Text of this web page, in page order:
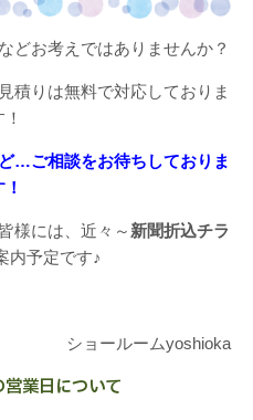
どお考えではありませんか？
積りは無料で対応しておりま
…ご相談をお待ちしておりま
様には、近々～ 新聞折込チラ
内予定です♪
ショールームyoshioka
業日について